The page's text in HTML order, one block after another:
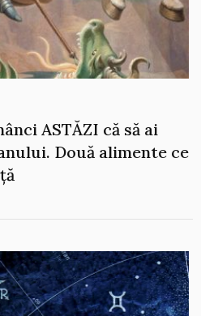
ASTĂZI că să ai
Două alimente ce